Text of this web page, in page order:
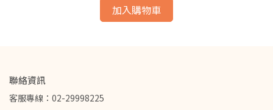
加入購物車
聯絡資訊
客服專線：02-29998225